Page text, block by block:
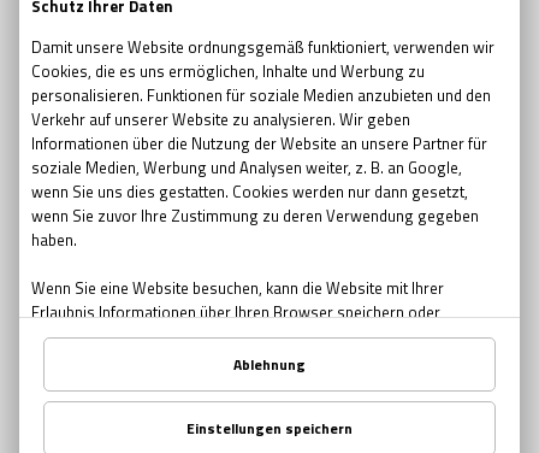
escape room movie
no escape room
escape room 2017
Ostern
Ostern in Bremen
Ostern in München
Ostern in Nürnberg
Teambuilding
Teambuilding Möglichkeiten Bremen
Teambuilding Möglichkeiten Nürnberg
Muttertag
Geschenke zum Muttertag
Mutter-Tochter Aktivitäten Nürnberg
Mutter-Tochter Aktivitäten Bremen